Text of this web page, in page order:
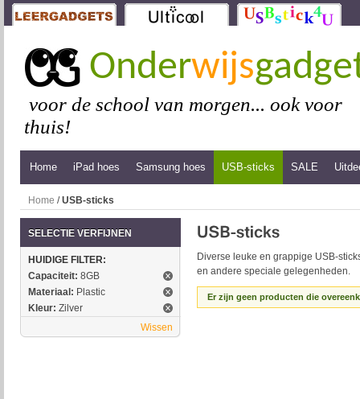
Onderwijs
voor de school van morgen... ook voor
thuis!
Home iPad hoes Samsung hoes USB-sticks SALE
Home /USB-sticks
Diverse leuke en grappige USB-
en andere speciale gelegenheden.
Er zijn geen producten die
SELECTIE VERFIJNEN
HUIDIGE FILTER:
Capaciteit: 8GB
Materiaal: Plastic
Kleur: Zilver
Wissen